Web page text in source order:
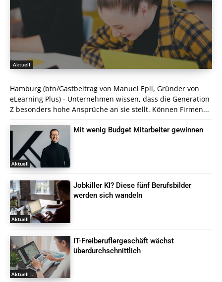
Aktuell
Hamburg (btn/Gastbeitrag von Manuel Epli, Gründer von
eLearning Plus) - Unternehmen wissen, dass die Generation
Z besonders hohe Ansprüche an sie stellt. Können Firmen...
Aktuell
Mit wenig Budget Mitarbeiter gewinnen
Aktuell
Jobkiller KI? Diese fünf Berufsbilder
werden sich wandeln
Aktuell
IT-Freiberuflergeschäft wächst
überdurchschnittlich